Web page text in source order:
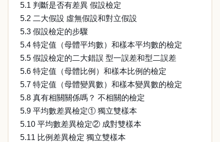
5.1 判斷是否有差異 假設檢定
5.2 二大假設 虛無假設和對立假設
5.3 假設檢定的步驟
5.4 特定值（母體平均數）和樣本平均數的檢定
5.5 假設檢定的二大錯誤 型一誤差和型二誤差
5.6 特定值（母體比例）和樣本比例的檢定
5.7 特定值（母體變異數）和樣本變異數的檢定
5.8 真有相關關係嗎？ 不相關的檢定
5.9 平均數差異檢定① 獨立雙樣本
5.10 平均數差異檢定② 成對雙樣本
5.11 比例差異檢定 獨立雙樣本